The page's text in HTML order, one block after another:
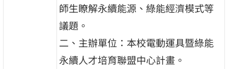
師生瞭解永續能源、綠能經濟模式等
議題。
二、主辦單位：本校電動運具暨綠能
永續人才培育聯盟中心計畫。